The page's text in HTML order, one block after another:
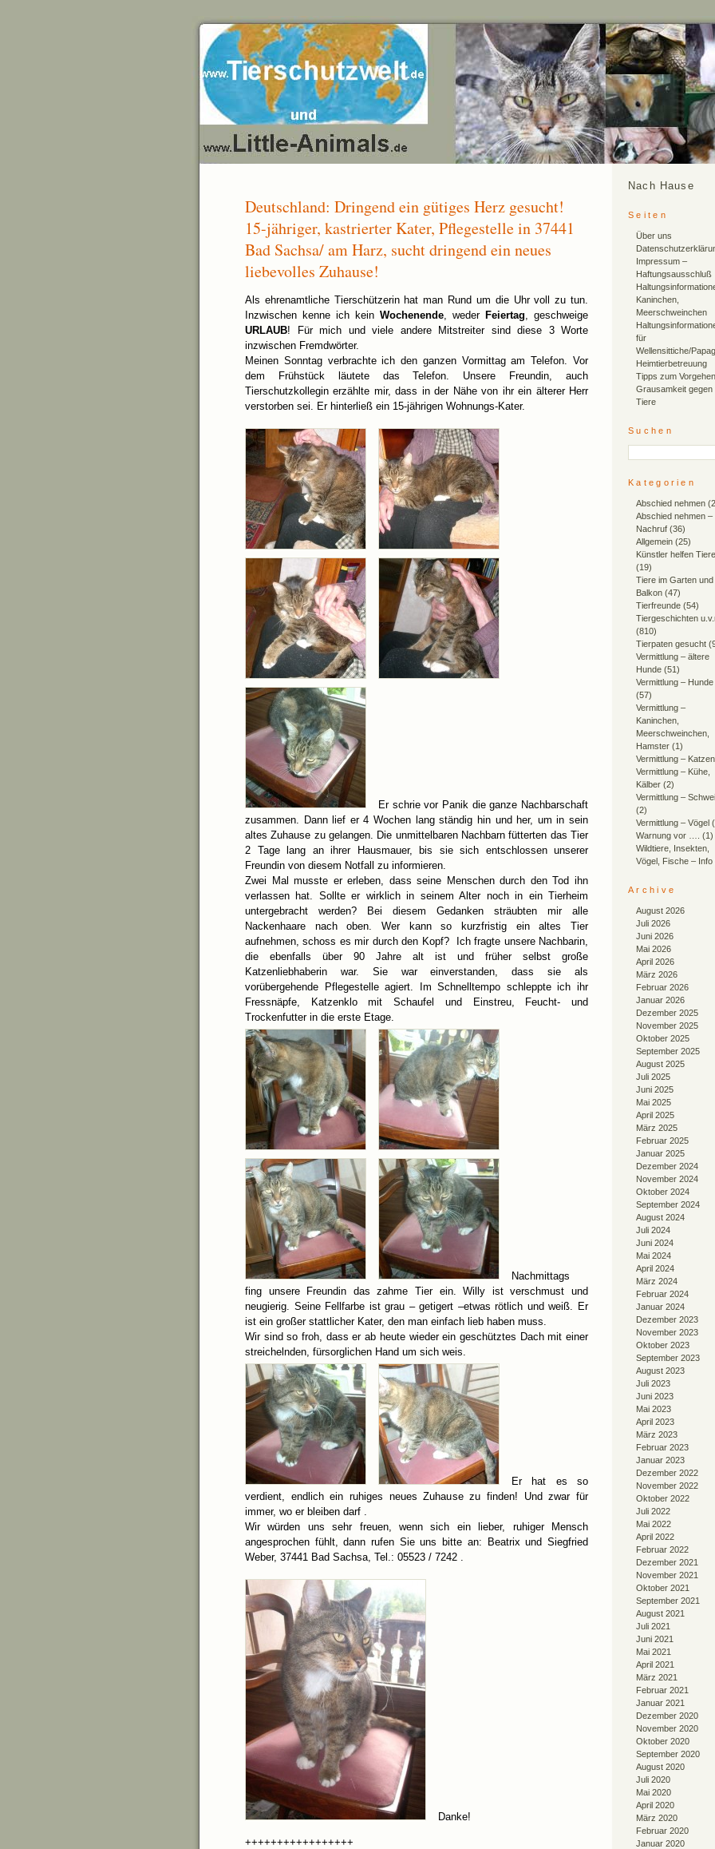
Deutschland: Dringend ein gütiges Herz gesucht!
15-jähriger, kastrierter Kater, Pflegestelle in 37441
Bad Sachsa/ am Harz, sucht dringend ein neues
liebevolles Zuhause!
Als ehrenamtliche Tierschützerin hat man Rund um die Uhr voll zu tun.
Inzwischen kenne ich kein Wochenende, weder Feiertag, geschweige
URLAUB! Für mich und viele andere Mitstreiter sind diese 3 Worte
inzwischen Fremdwörter.
Meinen Sonntag verbrachte ich den ganzen Vormittag am Telefon. Vor
dem Frühstück läutete das Telefon. Unsere Freundin, auch
Tierschutzkollegin erzählte mir, dass in der Nähe von ihr ein älterer Herr
verstorben sei. Er hinterließ ein 15-jährigen Wohnungs-Kater.
Er schrie vor Panik die ganze Nachbarschaft
zusammen. Dann lief er 4 Wochen lang ständig hin und her, um in sein
altes Zuhause zu gelangen. Die unmittelbaren Nachbarn fütterten das Tier
2 Tage lang an ihrer Hausmauer, bis sie sich entschlossen unserer
Freundin von diesem Notfall zu informieren.
Zwei Mal musste er erleben, dass seine Menschen durch den Tod ihn
verlassen hat. Sollte er wirklich in seinem Alter noch in ein Tierheim
untergebracht werden? Bei diesem Gedanken sträubten mir alle
Nackenhaare nach oben. Wer kann so kurzfristig ein altes Tier
aufnehmen, schoss es mir durch den Kopf? Ich fragte unsere Nachbarin,
die ebenfalls über 90 Jahre alt ist und früher selbst große
Katzenliebhaberin war. Sie war einverstanden, dass sie als
vorübergehende Pflegestelle agiert. Im Schnelltempo schleppte ich ihr
Fressnäpfe, Katzenklo mit Schaufel und Einstreu, Feucht- und
Trockenfutter in die erste Etage.
Nachmittags
fing unsere Freundin das zahme Tier ein. Willy ist verschmust und
neugierig. Seine Fellfarbe ist grau – getigert –etwas rötlich und weiß. Er
ist ein großer stattlicher Kater, den man einfach lieb haben muss.
Wir sind so froh, dass er ab heute wieder ein geschütztes Dach mit einer
streichelnden, fürsorglichen Hand um sich weis.
Er hat es so
verdient, endlich ein ruhiges neues Zuhause zu finden! Und zwar für
immer, wo er bleiben darf .
Wir würden uns sehr freuen, wenn sich ein lieber, ruhiger Mensch
angesprochen fühlt, dann rufen Sie uns bitte an: Beatrix und Siegfried
Weber, 37441 Bad Sachsa, Tel.: 05523 / 7242 .
Danke!
+++++++++++++++++
Nach Hause
Seiten
Über uns
Impressum –
Haftungsausschluß
Kaninchen,
Meerschweinchen
für
Wellensittiche/
Heimtierbetreuung
Tipps zum
Grausamkeit gegen
Tiere
Suchen
Kategorien
Abschied nehmen
Abschied nehmen –
Nachruf (36)
Allgemein (25)
Künstler helfen
(19)
Tiere im Garten und
Balkon (47)
Tierfreunde (54)
Tiergeschichten
(810)
Tierpaten gesucht
Vermittlung – ältere
Hunde (51)
Vermittlung – Hunde
(57)
Vermittlung –
Kaninchen,
Meerschweinchen,
Hamster (1)
Vermittlung – Katzen
Vermittlung – Kühe,
Kälber (2)
Vermittlung –
(2)
Vermittlung – Vögel
Warnung vor ….
(1)
Wildtiere, Insekten,
Vögel, Fische – Info
Archive
August 2026
Juli 2026
Juni 2026
Mai 2026
April 2026
März 2026
Februar 2026
Januar 2026
Dezember 2025
November 2025
Oktober 2025
September 2025
August 2025
Juli 2025
Juni 2025
Mai 2025
April 2025
März 2025
Februar 2025
Januar 2025
Dezember 2024
November 2024
Oktober 2024
September 2024
August 2024
Juli 2024
Juni 2024
Mai 2024
April 2024
März 2024
Februar 2024
Januar 2024
Dezember 2023
November 2023
Oktober 2023
September 2023
August 2023
Juli 2023
Juni 2023
Mai 2023
April 2023
März 2023
Februar 2023
Januar 2023
Dezember 2022
November 2022
Oktober 2022
Juli 2022
Mai 2022
April 2022
Februar 2022
Dezember 2021
November 2021
Oktober 2021
September 2021
August 2021
Juli 2021
Juni 2021
Mai 2021
April 2021
März 2021
Februar 2021
Januar 2021
Dezember 2020
November 2020
Oktober 2020
September 2020
August 2020
Juli 2020
Mai 2020
April 2020
März 2020
Februar 2020
Januar 2020